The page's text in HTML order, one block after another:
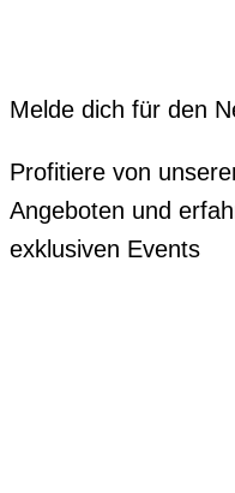
Melde dich für den
Profitiere von
Angeboten und
exklusiven Events